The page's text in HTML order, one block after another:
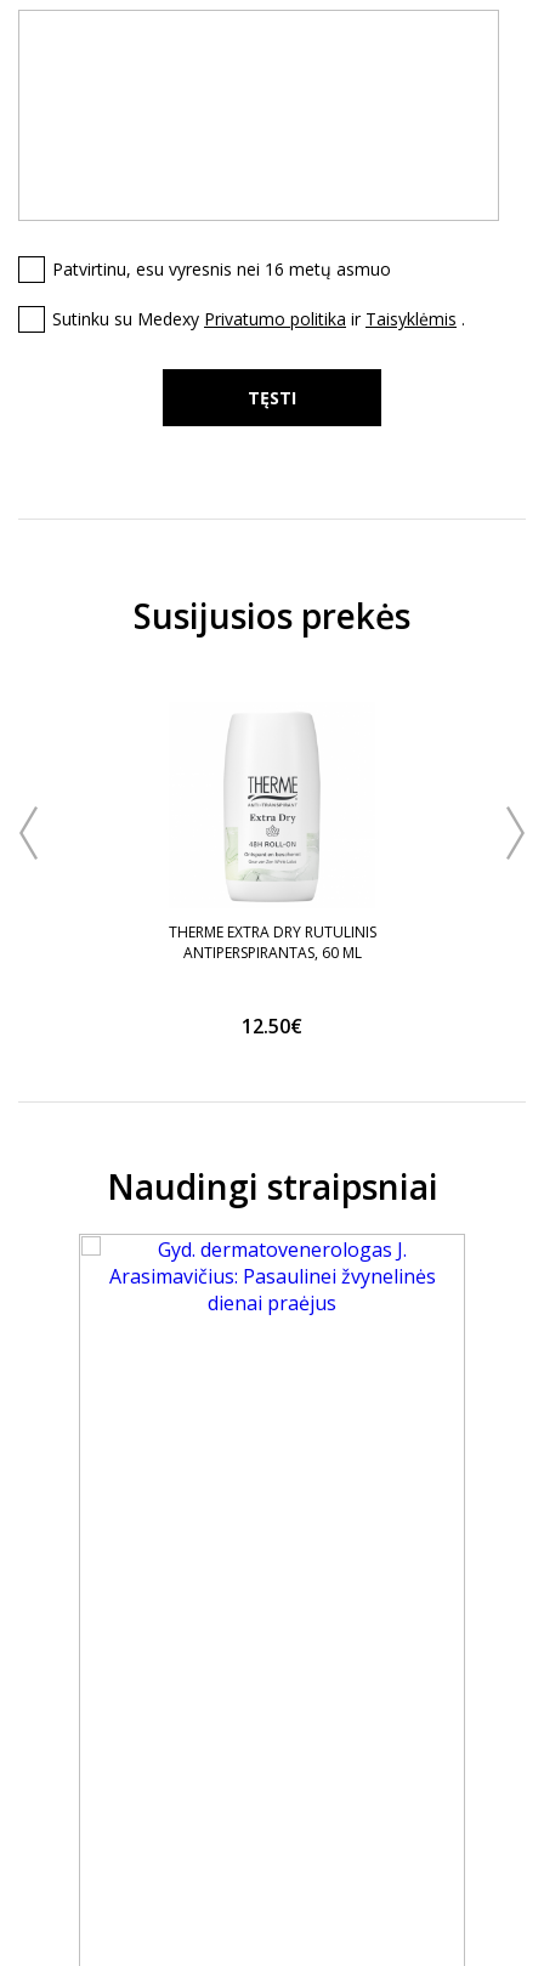
Patvirtinu, esu vyresnis nei 16 metų asmuo
Sutinku su Medexy Privatumo politika ir Taisyklėmis .
TĘSTI
Susijusios prekės
THERME EXTRA DRY RUTULINIS
ANTIPERSPIRANTAS, 60 ML
12.50€
Naudingi straipsniai